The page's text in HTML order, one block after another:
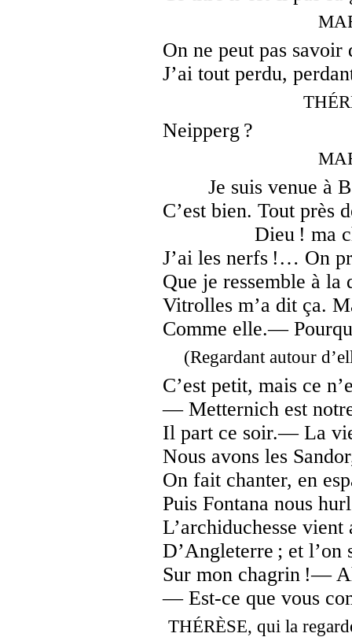
On ne peut pas savoir
J’ai tout perdu,
Neipperg ?
Je suis venue à
C’est bien. Tout
Dieu ! ma
J’ai les nerfs !… On
Que je ressemble à la
Vitrolles m’a dit ça.
Comme elle.—
(Regardant autour
C’est petit, mais ce
— Metternich est
Il part ce soir.— La
Nous avons les
On fait chanter, en
Puis Fontana nous
L’archiduchesse vient
D’Angleterre ; et
Sur mon chagrin !—
— Est-ce que vous
THÉRÈSE, qui la